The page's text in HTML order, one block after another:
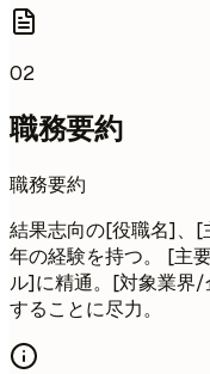
02
職務要約
職務要約
結果志向の[役職名]、
年の経験を持つ。 [主
ル]に精通。[対象業界
することに尽力。